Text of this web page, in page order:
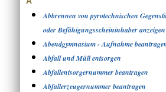
Abbrennen von pyrotechnischen
oder Befähigungsscheininhaber anzeigen
Abendgymnasium - Aufnahme
Abfall und Müll entsorgen
Abfallentsorgernummer beantragen
Abfallerzeugernummer beantragen